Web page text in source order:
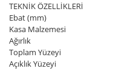
TEKNİK ÖZELLİKLERİ
Ebat (mm)
Kasa Malzemesi
Ağırlık
Toplam Yüzeyi
Açıklık Yüzeyi